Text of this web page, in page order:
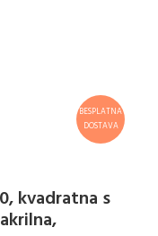
BESPLATNA
DOSTAVA
kvadratna s